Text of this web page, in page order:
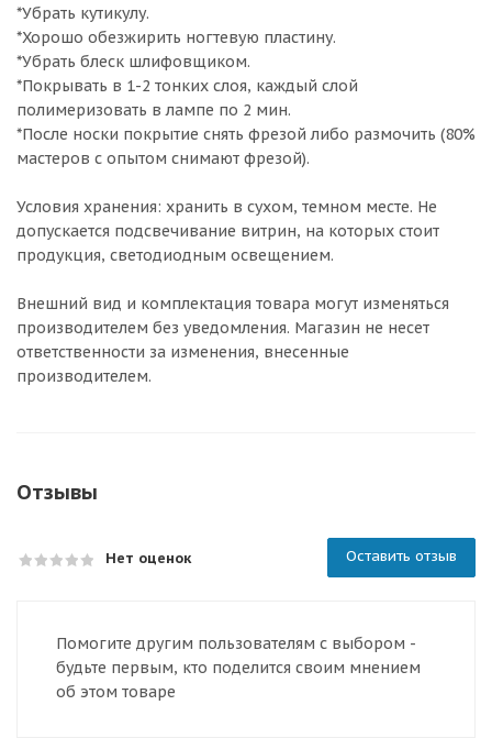
*Убрать кутикулу.
*Хорошо обезжирить ногтевую пластину.
*Убрать блеск шлифовщиком.
*Покрывать в 1-2 тонких слоя, каждый слой
полимеризовать в лампе по 2 мин.
*После носки покрытие снять фрезой либо размочить (80%
мастеров с опытом снимают фрезой).
Условия хранения: хранить в сухом, темном месте. Не
допускается подсвечивание витрин, на которых стоит
продукция, светодиодным освещением.
Внешний вид и комплектация товара могут изменяться
производителем без уведомления. Магазин не несет
ответственности за изменения, внесенные
производителем.
Отзывы
Нет оценок Оставить отзыв
Помогите другим пользователям с выбором -
будьте первым, кто поделится своим мнением
об этом товаре